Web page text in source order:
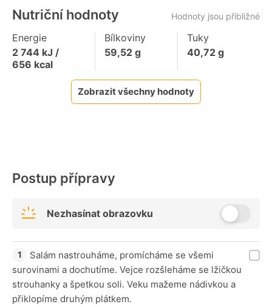
Nutriční hodnoty Hodnoty jsou přibližné
Energie
2 744 kJ /
656 kcal
Bílkoviny
59,52g
Tuky
40,72g
Zobrazit všechny hodnoty
Postup přípravy
Nezhasínat obrazovku
Salám nastrouháme, promícháme se všemi
surovinami a dochutíme. Vejce rozšleháme se lžičkou
strouhanky a špetkou soli. Veku mažeme nádivkou a
přiklopíme druhým plátkem.